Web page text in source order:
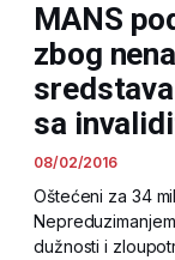
MANS
zbog
sa
08/02/2016
Oštećeni za 34
dužnosti i